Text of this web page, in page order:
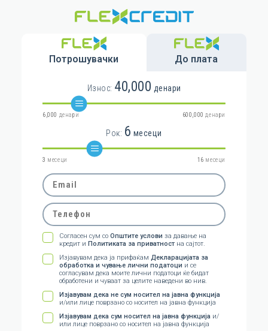
Потрошувачки До плата
Износ: 40,000 денари
6,000 денари 600,000 денари
Рок: 6 месеци
3 месеци 16 месеци
Email
Телефон
Согласен сум со Општите услови за давање на
кредит и Политиката за приватностна сајтот.
Изјавувам дека ја прифаќам Декларацијата за
обработка и чување лични податоци и се
согласувам дека моите лични податоци ќе бидат
обработени и чуваат за целите наведени во нив.
Изјавувам дека не сум носител на јавна функција
и/или лице поврзано со носител на јавна функција
Изјавувам дека сум носител на јавна функцијаи/
или лице поврзано со носител на јавна функција